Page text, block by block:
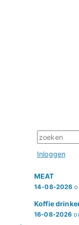
Inloggen
MEAT
14-08-2026
Koffie
16-08-2026